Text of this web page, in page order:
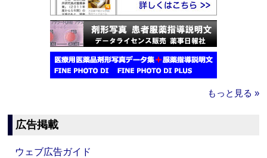
もっと見る »
広告掲載
ウェブ広告ガイド